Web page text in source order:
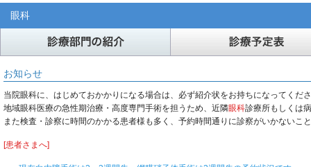
眼科
お知らせ
当院眼科に、はじめておかかりになる場合は、必ず紹介状をお持ちになってくだ
地域眼科医療の急性期治療・高度専門手術を担うため、近隣眼科診療所もしくは
また検査・診察に時間のかかる患者様も多く、予約時間通りに診察がいかないこ
[患者さまへ]